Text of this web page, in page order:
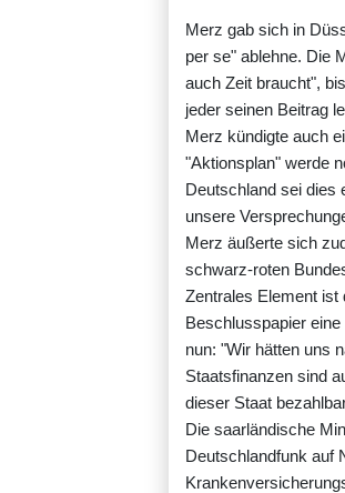
Merz gab sich in
per se" ablehne. Die
auch Zeit braucht",
jeder seinen Beitrag
Merz kündigte auch
"Aktionsplan" werde
Deutschland sei dies
unsere
Merz äußerte sich
schwarz-roten
Zentrales Element
Beschlusspapier
nun: "Wir hätten uns
Staatsfinanzen sind
dieser Staat
Die saarländische
Deutschlandfunk auf